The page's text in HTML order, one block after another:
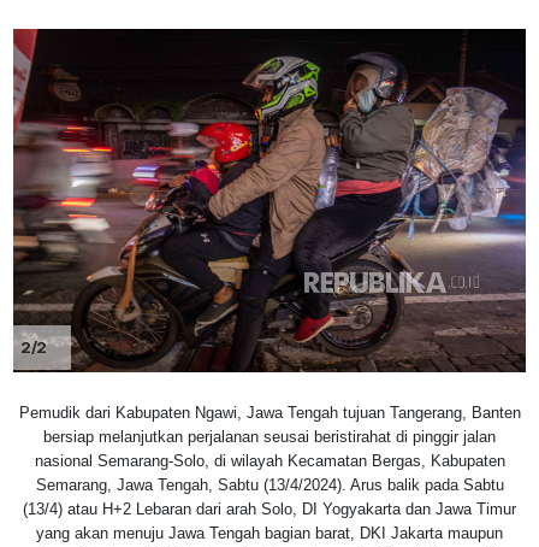
2/2
Pemudik dari Kabupaten Ngawi, Jawa Tengah tujuan Tangerang, Banten
bersiap melanjutkan perjalanan seusai beristirahat di pinggir jalan
nasional Semarang-Solo, di wilayah Kecamatan Bergas, Kabupaten
Semarang, Jawa Tengah, Sabtu (13/4/2024). Arus balik pada Sabtu
(13/4) atau H+2 Lebaran dari arah Solo, DI Yogyakarta dan Jawa Timur
yang akan menuju Jawa Tengah bagian barat, DKI Jakarta maupun